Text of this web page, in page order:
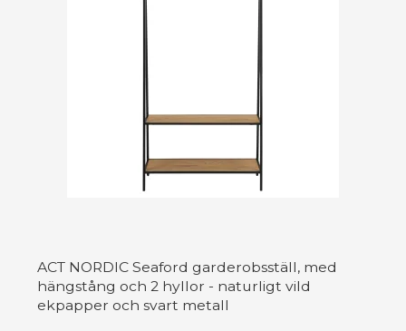
ACT NORDIC Seaford garderobsställ, med
hängstång och 2 hyllor - naturligt vild
ekpapper och svart metall